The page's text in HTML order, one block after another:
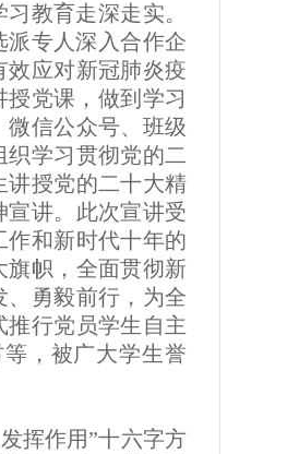
教育走深走实。
派专人深入合作企
应对新冠肺炎疫
党课，做到学习
信公众号、班级
学习贯彻党的二
讲授党的二十大精
讲。此次宣讲受
和新时代十年的
帜，全面贯彻新
勇毅前行，为全
行党员学生自主
，被广大学生誉
挥作用”十六字方